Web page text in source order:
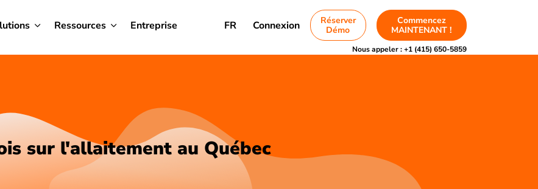
Ressources Entreprise FR Connexion
Réserver
Démo
Commencez
MAINTENANT !
Nous appeler :+1 (415) 650-5859
sur l'allaitement au Québec